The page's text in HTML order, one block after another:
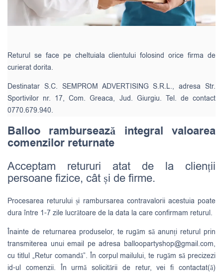
Returul se face pe cheltuiala clientului folosind orice firma de
curierat dorita.
Destinatar S.C. SEMPROM ADVERTISING S.R.L., adresa Str.
Sportivilor nr. 17, Com. Greaca, Jud. Giurgiu. Tel. de contact
0770.679.940.
Balloo rambursează integral valoarea
comenzilor returnate
Acceptam retururi atat de la clienții
persoane fizice, cât și de firme.
Procesarea returului și rambursarea contravalorii acestuia poate
dura între 1-7 zile lucrătoare de la data la care confirmam returul.
Înainte de returnarea produselor, te rugăm să anunți returul prin
transmiterea unui email pe adresa balloopartyshop@gmail.com,
cu titlul „Retur comandă”. În corpul mailului, te rugăm să precizezi
id-ul comenzii. În urmă solicitării de retur, vei fi contactat(ă)